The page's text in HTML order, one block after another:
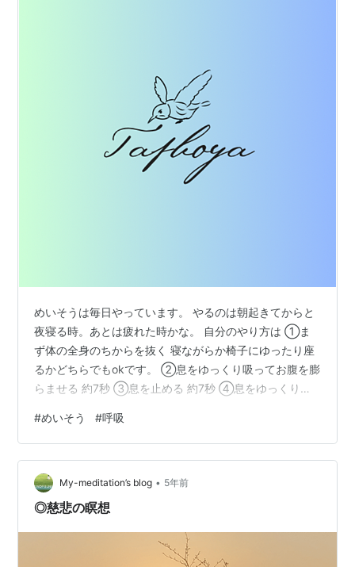
めいそうは毎日やっています。 やるのは朝起きてからと
夜寝る時。あとは疲れた時かな。 自分のやり方は ①ま
ず体の全身のちからを抜く 寝ながらか椅子にゆったり座
るかどちらでもokです。 ②息をゆっくり吸ってお腹を膨
らませる 約7秒 ③息を止める 約7秒 ④息をゆっくりと
が浮かんだら呼吸に集中する ⑥これを約5分間繰り返し
ます これが今自分がやっているめいそうです。 まあ中々
呼吸に集中するのは難しいです💦 結構やってるけどまだ
まだなれない感じです。 めいそう極めて目指せブッタ
(笑) ランキング参加中毎日投稿がんばり隊 ランキング参
#めいそう #呼吸
My-meditation’s blog • 5年前
◎慈悲の瞑想